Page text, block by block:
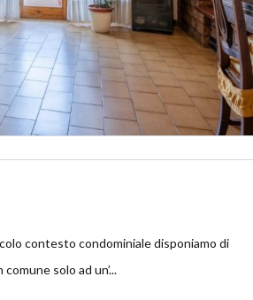
contesto condominiale disponiamo di
solo ad un’...